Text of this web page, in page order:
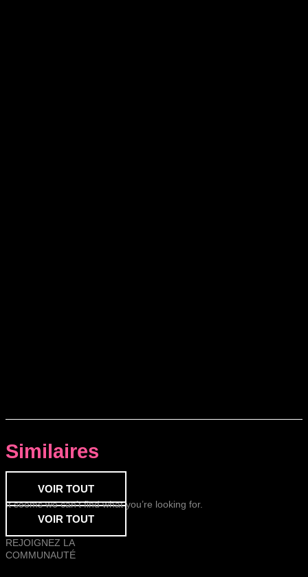
Similaires
VOIR TOUT
It seems we can’t find what you’re looking for.
VOIR TOUT
REJOIGNEZ LA
COMMUNAUTÉ